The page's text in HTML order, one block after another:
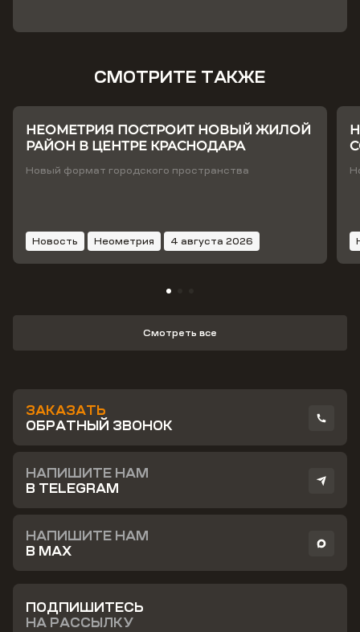
СМОТРИТЕ ТАКЖЕ
Новость Неометрия 4 августа 2026
НЕОМЕТРИЯ ПОСТРОИТ НОВЫЙ ЖИЛОЙ
РАЙОН В ЦЕНТРЕ КРАСНОДАРА
Новый формат городского пространства
Смотреть все
ЗАКАЗАТЬ
ОБРАТНЫЙ ЗВОНОК
НАПИШИТЕ НАМ
В TELEGRAM
НАПИШИТЕ НАМ
В MAX
ПОДПИШИТЕСЬ
НА РАССЫЛКУ